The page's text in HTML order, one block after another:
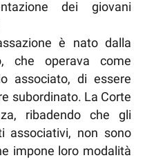
dei giovani
è nato dalla
che operava come
associato, di essere
subordinato. La Corte
ribadendo che gli
associativi, non sono
impone loro modalità